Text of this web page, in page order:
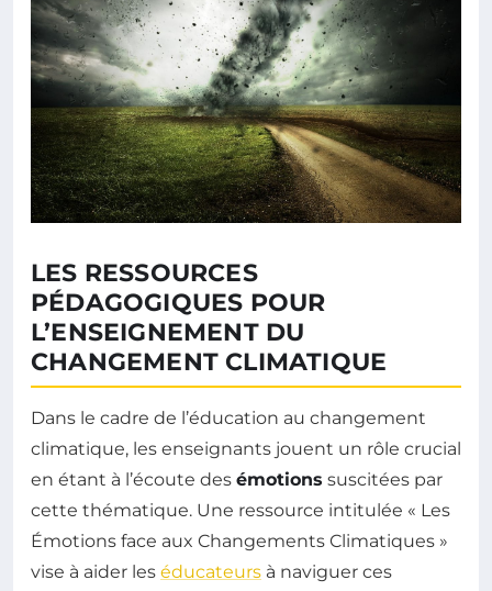
LES RESSOURCES
PÉDAGOGIQUES POUR
L’ENSEIGNEMENT DU
CHANGEMENT CLIMATIQUE
Dans le cadre de l’éducation au changement
climatique, les enseignants jouent un rôle crucial
en étant à l’écoute des émotions suscitées par
cette thématique. Une ressource intitulée « Les
Émotions face aux Changements Climatiques »
vise à aider les éducateurs à naviguer ces